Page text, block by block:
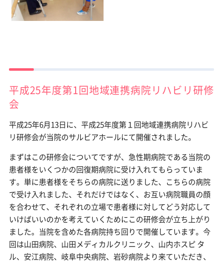
平成25年度第1回地域連携病院リハビリ研修
会
平成25年6月13日に、平成25年度第１回地域連携病院リハビ
リ研修会が当院のサルビアホールにて開催されました。
まずはこの研修会についてですが、急性期病院である当院の
患者様をいくつかの回復期病院に受け入れてもらっていま
す。単に患者様をそちらの病院に送りました、こちらの病院
で受け入れました、それだけではなく、お互い病院職員の顔
を合わせて、それぞれの立場で患者様に対してどう対応して
いけばいいのかを考えていくためにこの研修会が立ち上がり
ました。当院を含めた各病院持ち回りで開催しています。今
回は山田病院、山田メディカルクリニック、山内ホスピ タ
ル、安江病院、岐阜中央病院、岩砂病院より来ていただき、